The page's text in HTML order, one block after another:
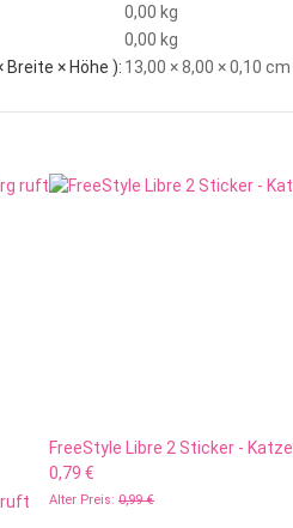
0,00 kg
0,00 kg
× Höhe ): 13,00 × 8,00 × 0,10 cm
ruft
FreeStyle Libre 2 Sticker - Katze
0,79 €
Alter Preis: 0,99 €